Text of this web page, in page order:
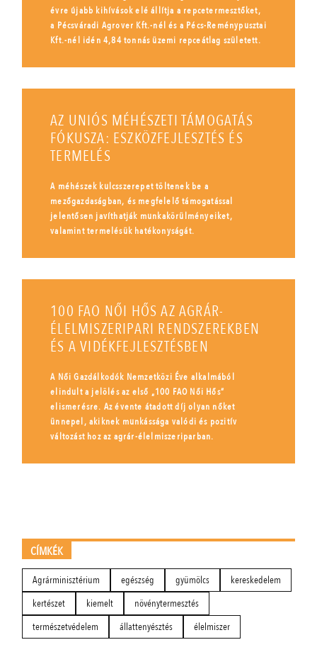
évre újabb kihívások elé állítja a repcetermesztőket,
a Pécsváradi Agrover Kft.-nél és a Pécs-Reménypusztai
Kft.-nél idén 4,84 tonnás üzemi repceátlag született.
AZ UNIÓS MÉHÉSZETI TÁMOGATÁS
FÓKUSZA: ESZKÖZFEJLESZTÉS ÉS
TERMELÉS
A méhészek kulcsszerepet töltenek be a
mezőgazdaságban, és megfelelő támogatással
jelentősen javíthatják munkakörülményeiket,
valamint termelésük hatékonyságát.
100 FAO NŐI HŐS AZ AGRÁR-
ÉLELMISZERIPARI RENDSZEREKBEN
ÉS A VIDÉKFEJLESZTÉSBEN
A Női Gazdálkodók Nemzetközi Éve alkalmából
elindult a jelölés az első „100 FAO Női Hős”
elismerésre. Az évente átadott díj olyan nőket
ünnepel, akiknek munkássága valódi és pozitív
változást hoz az agrár-élelmiszeriparban.
CÍMKÉK
Agrárminisztérium egészség gyümölcs
kereskedelem
kertészet
kiemelt
növénytermesztés
természetvédelem
állattenyésztés élelmiszer